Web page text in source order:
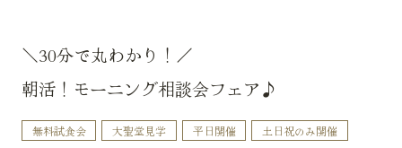
＼30分で丸わかり！／
朝活！モーニング相談会フェア♪
無料試食会 大聖堂見学 平日開催 土日祝のみ開催